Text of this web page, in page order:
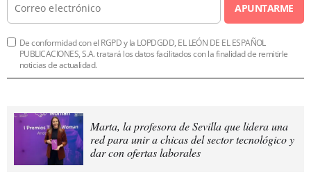
APUNTARME
De conformidad con el RGPD y la LOPDGDD, EL LEÓN DE EL ESPAÑOL
PUBLICACIONES, S.A. tratará los datos facilitados con la finalidad de remitirle
noticias de actualidad.
Marta, la profesora de Sevilla que lidera una
red para unir a chicas del sector tecnológico y
dar con ofertas laborales